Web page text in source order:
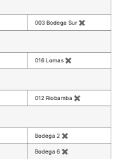
003 Bodega Sur ✖
016 Lomas ✖
012 Riobamba ✖
Bodega 2 ✖
Bodega 6 ✖